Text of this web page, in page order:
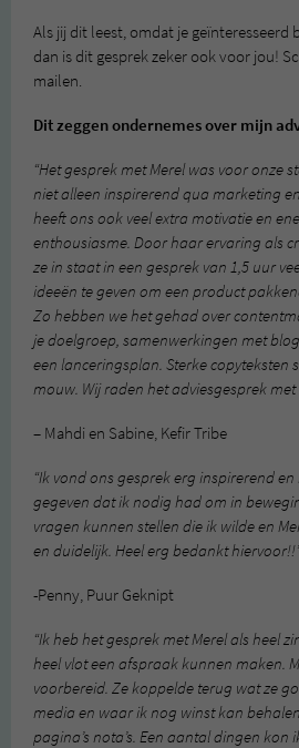
Als jij dit leest, omdat je geïnteresseerd
dan is dit gesprek zeker ook voor jou!
mailen.
Dit zeggen ondernemes over mijn
“Het gesprek met Merel was voor onze
niet alleen inspirerend qua marketing
heeft ons ook veel extra motivatie en
enthousiasme. Door haar ervaring als
ze in staat in een gesprek van 1,5 uur
ideeën te geven om een product
Zo hebben we het gehad over
je doelgroep, samenwerkingen met
een lanceringsplan. Sterke copyteksten
mouw. Wij raden het adviesgesprek
– Mahdi en Sabine, Kefir Tribe
“Ik vond ons gesprek erg inspirerend
gegeven dat ik nodig had om in
vragen kunnen stellen die ik wilde en
en duidelijk. Heel erg bedankt
-Penny, Puur Geknipt
“Ik heb het gesprek met Merel als heel
heel vlot een afspraak kunnen maken.
voorbereid. Ze koppelde terug wat ze
media en waar ik nog winst kan
pagina’s nota’s. Een aantal dingen kon